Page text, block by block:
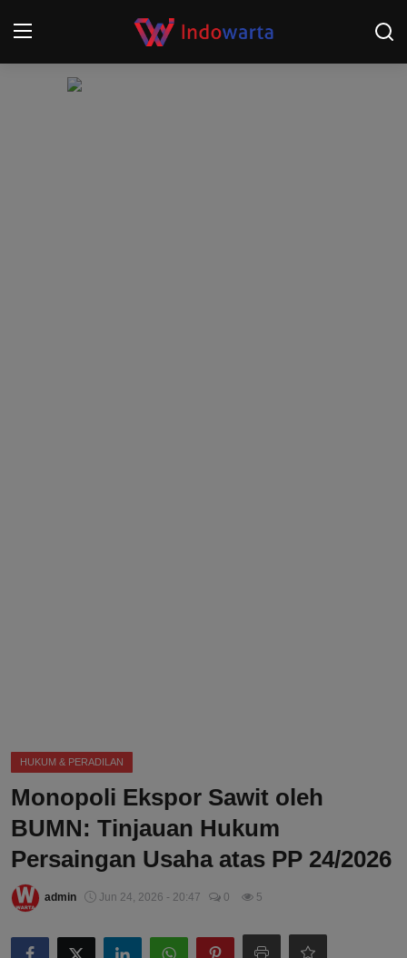
HUKUM & PERADILAN
Monopoli Ekspor Sawit oleh
BUMN: Tinjauan Hukum
Persaingan Usaha atas PP 24/2026
admin Jun 24, 2026 - 20:47 0 5